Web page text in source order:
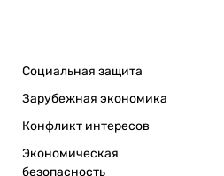
Социальная защита
Зарубежная экономика
Конфликт интересов
Экономическая
безопасность